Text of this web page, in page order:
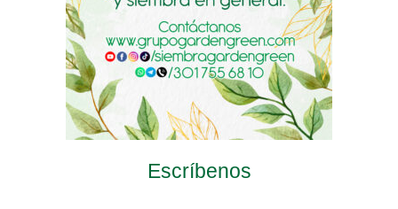
de
producto
de
producto
de
producto
Escríbenos